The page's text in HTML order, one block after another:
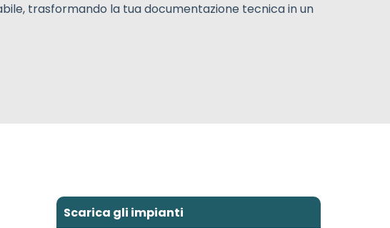
trasformando la tua documentazione tecnica in un
Scarica gli impianti